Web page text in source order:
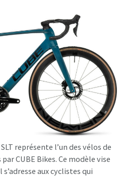
représente l’un des vélos de
CUBE Bikes. Ce modèle vise
aux cyclistes qui